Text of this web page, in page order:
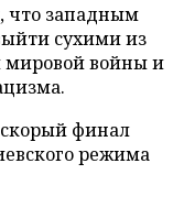
что западным
сухими из
мировой войны и
скорый финал
режима